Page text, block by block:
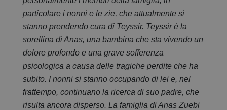
particolare i nonni e le zie, che attualmente si
stanno prendendo cura di Teyssir. Teyssir è la
sorellina di Anas, una bambina che sta vivendo un
dolore profondo e una grave sofferenza
psicologica a causa delle tragiche perdite che ha
subito. I nonni si stanno occupando di lei e, nel
frattempo, continuano la ricerca di suo padre, che
risulta ancora disperso. La famiglia di Anas Zuebi